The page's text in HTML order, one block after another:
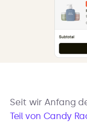
Seit wir Anfang
Teil von Candy